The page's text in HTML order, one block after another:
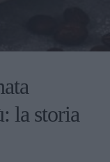
la storia